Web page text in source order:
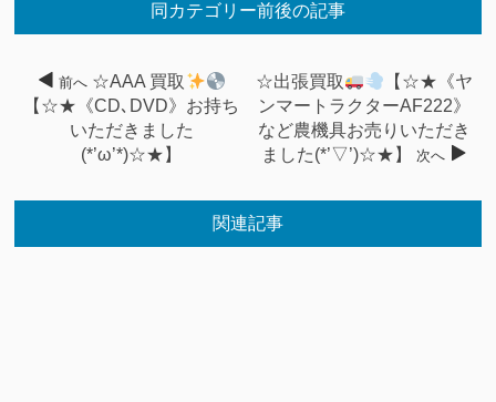
同カテゴリー前後の記事
前へ ☆AAA 買取
【☆★《CD､DVD》お持ち
いただきました
(*’ω’*)☆★】
☆出張買取
【☆★《ヤ
ンマートラクターAF222》
など農機具お売りいただき
ました(*’▽’)☆★】
次へ
関連記事